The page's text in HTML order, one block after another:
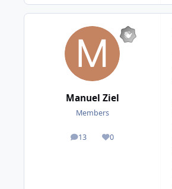
Manuel Ziel
Members
13
posts 0
Reputation